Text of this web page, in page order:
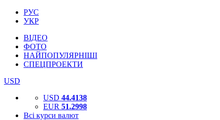
РУС
УКР
ВІДЕО
ФОТО
НАЙПОПУЛЯРНІШІ
СПЕЦПРОЕКТИ
USD
USD 44.4138
EUR 51.2998
Всі курси валют